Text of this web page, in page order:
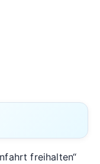
freihalten“